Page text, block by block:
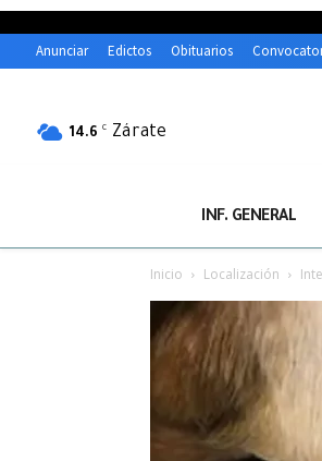
Anunciar Edictos Obituarios
14.6 C Zárate
INF. GENERAL
Inicio Localización